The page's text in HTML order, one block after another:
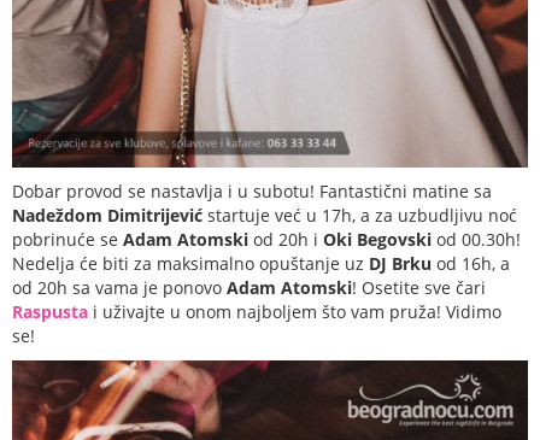
Dobar provod se nastavlja i u subotu! Fantastični matine sa
Nadeždom Dimitrijević startuje već u 17h, a za uzbudljivu noć
pobrinuće se Adam Atomski od 20h i Oki Begovski od 00.30h!
Nedelja će biti za maksimalno opuštanje uz DJ Brku od 16h, a
od 20h sa vama je ponovo Adam Atomski! Osetite sve čari
Raspusta i uživajte u onom najboljem što vam pruža! Vidimo
se!